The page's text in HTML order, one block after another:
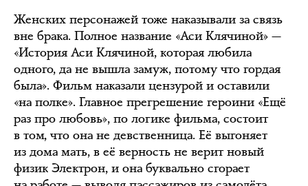
Женских персонажей тоже наказывали за связь
вне брака. Полное название «Аси Клячиной» —
«История Аси Клячиной, которая любила
одного, да не вышла замуж, потому что гордая
была». Фильм наказали цензурой и оставили
«на полке». Главное прегрешение героини «Ещё
раз про любовь», по логике фильма, состоит
в том, что она не девственница. Её выгоняет
из дома мать, в её верность не верит новый
физик Электрон, и она буквально сгорает